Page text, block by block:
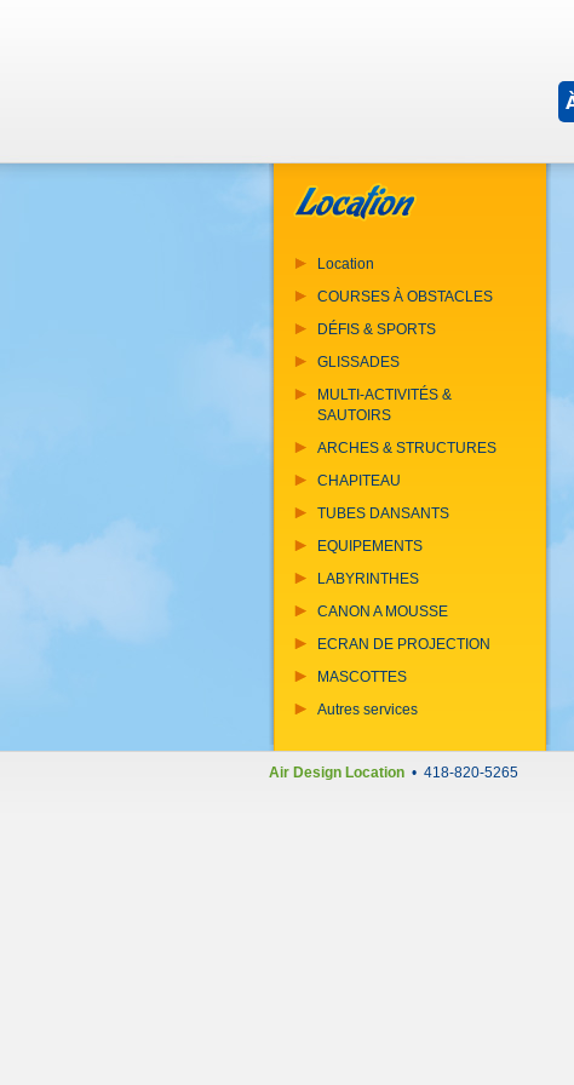
Location
COURSES À OBSTACLES
DÉFIS & SPORTS
GLISSADES
MULTI-ACTIVITÉS &
SAUTOIRS
ARCHES & STRUCTURES
CHAPITEAU
TUBES DANSANTS
EQUIPEMENTS
LABYRINTHES
CANON A MOUSSE
ECRAN DE PROJECTION
MASCOTTES
Autres services
Air Design Location • 418-820-5265